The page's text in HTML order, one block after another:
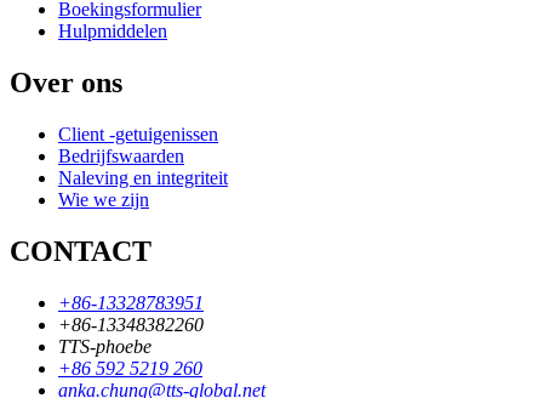
Boekingsformulier
Hulpmiddelen
Over ons
Client -getuigenissen
Bedrijfswaarden
Naleving en integriteit
Wie we zijn
CONTACT
+86-13328783951
+86-13348382260
TTS-phoebe
+86 592 5219 260
anka.chung@tts-global.net